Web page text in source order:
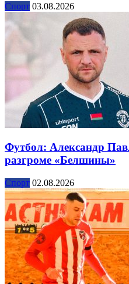
Спорт 03.08.2026
Футбол: Александр
разгроме «Белшины»
Спорт 02.08.2026